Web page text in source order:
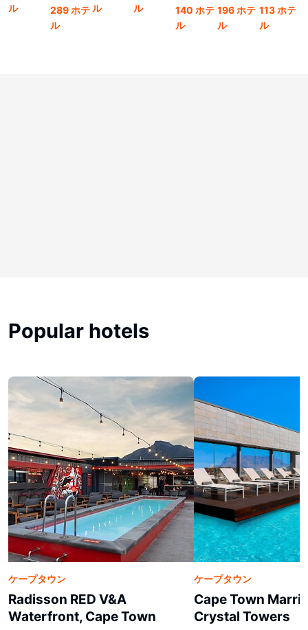
ル
289 ホテ
ル
ル
ル
140 ホテ
ル
196 ホテ
ル
113 ホテ
ル
Popular hotels
ケープタウン
Radisson RED V&A
Waterfront, Cape Town
ケープタウン
Cape Town
Crystal Towers